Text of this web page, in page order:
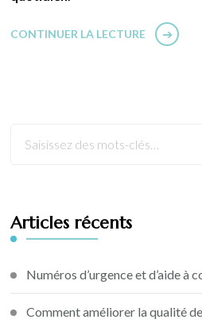
CONTINUER LA LECTURE
Articles récents
Numéros d’urgence et d’aide à
Comment améliorer la qualité